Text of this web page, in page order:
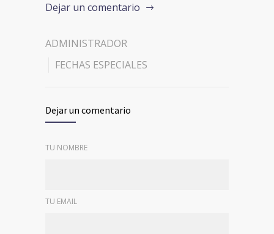
Dejar un comentario
ADMINISTRADOR
FECHAS ESPECIALES
Dejar un comentario
TU NOMBRE
TU EMAIL